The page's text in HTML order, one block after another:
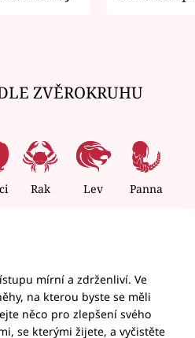
ZVĚROKRUHU
Rak Lev Panna
mírní a zdrženliví. Ve
na kterou byste se měli
něco pro zlepšení svého
se kterými žijete, a vyčistěte